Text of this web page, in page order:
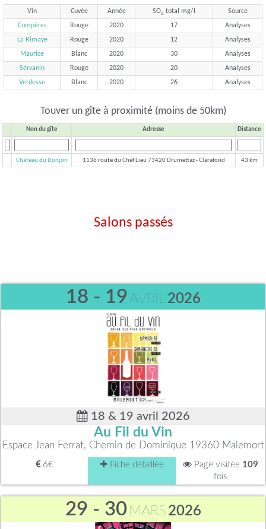
Vin Cuvée Année SO2 total mg/l
Source
Compères
Rouge 2020 17
Analyses
La Rimaye
Rouge 2020 12
Analyses
Maurice
Blanc 2020 30
Analyses
Servanin
Rouge 2020 20
Analyses
Verdesse
Blanc 2020 26 Analyses
Touver un gîte à proximité (moins de 50km)
Non du gîte Adresse Distance
Château du Donjon 1136 route du Chef Lieu 73420 Drumettaz - Clarafond 43 km
Salons passés
18 - 19AVRIL 2026
18 & 19 avril 2026
Au Fil du Vin
Espace Jean Ferrat, Chemin de Dominique 19360 Malemort
6€ Fiche détaillée Page visitée 109
fois
29 - 30 MARS 2026